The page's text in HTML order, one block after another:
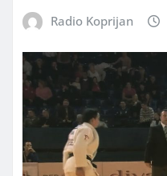
Radio Koprijan